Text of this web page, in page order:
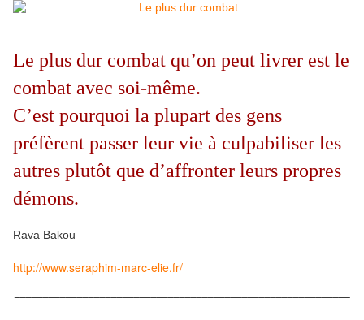
Le plus dur combat qu’on peut livrer est le
combat avec soi-même.
C’est pourquoi la plupart des gens
préfèrent passer leur vie à culpabiliser les
autres plutôt que d’affronter leurs propres
démons.
Rava Bakou
http://www.seraphim-marc-elie.fr/